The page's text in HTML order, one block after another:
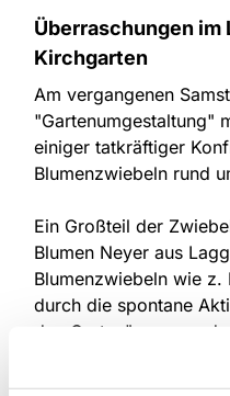
Überraschungen im
Kirchgarten
Am vergangenen
"Gartenumgestaltung"
einiger tatkräftiger
Blumenzwiebeln rund
Ein Großteil der
Blumen Neyer aus
Blumenzwiebeln wie
durch die spontane
den Garten", wo aus
Marmelade gekocht
Spende abgegeben